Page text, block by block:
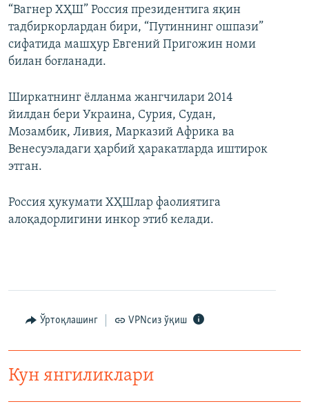
“Вагнер ХҲШ” Россия президентига яқин
тадбиркорлардан бири, “Путиннинг ошпази”
сифатида машҳур Евгений Пригожин номи
билан боғланади.
Ширкатнинг ёлланма жангчилари 2014
йилдан бери Украина, Сурия, Судан,
Мозамбик, Ливия, Марказий Африка ва
Венесуэладаги ҳарбий ҳаракатларда иштирок
этган.
Россия ҳукумати ХҲШлар фаолиятига
алоқадорлигини инкор этиб келади.
Ўртоқлашинг VPNсиз ўқиш
Кун янгиликлари